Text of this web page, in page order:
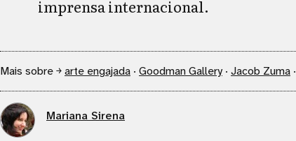
imprensa internacional.
Mais sobre ￫arte engajada · Goodman Gallery· Jacob Zuma ·
Mariana Sirena